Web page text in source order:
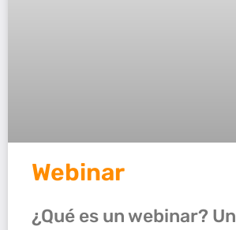
Webinar
¿Qué es un webinar? Un